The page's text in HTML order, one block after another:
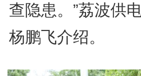
查隐患。”荔波供
杨鹏飞介绍。